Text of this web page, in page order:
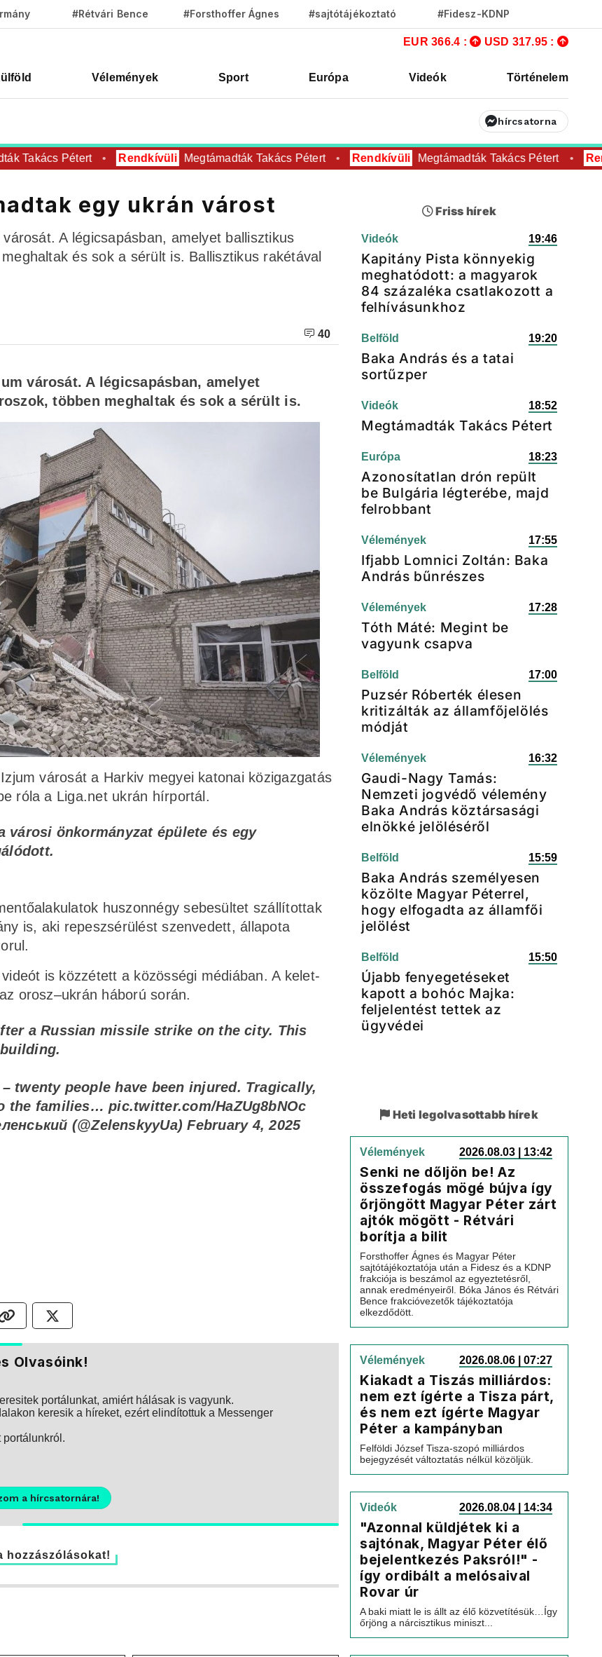
#Rétvári Bence #Forsthoffer Ágnes #sajtótájékoztató #Fidesz-KDNP
EUR 366.4 : USD 317.95 :
Vélemények Sport Európa Videók Történelem
hírcsatorna
Takács Pétert Rendkívüli Megtámadták Takács Pétert Rendkívüli Megtámadták Takács Pétert
egy ukrán várost
A légicsapásban, amelyet ballisztikus
és sok a sérült is. Ballisztikus rakétával
40
városát. A légicsapásban, amelyet
többen meghaltak és sok a sérült is.
városát a Harkiv megyei katonai közigazgatás
róla a Liga.net ukrán hírportál.
városi önkormányzat épülete és egy
huszonnégy sebesültet szállítottak
is, aki repeszsérülést szenvedett, állapota
is közzétett a közösségi médiában. A kelet-
orosz–ukrán háború során.
a Russian missile strike on the city. This
twenty people have been injured. Tragically,
the families…pic.twitter.com/HaZUg8bNOc
(@ZelenskyyUa)February 4, 2025
Olvasóink!
portálunkat, amiért hálásak is vagyunk.
keresik a híreket, ezért elindítottuk a Messenger
a hírcsatornára!
hozzászólásokat!
Friss hírek
Videók 19:46
Kapitány Pista könnyekig
meghatódott: a magyarok
84 százaléka csatlakozott a
felhívásunkhoz
Belföld 19:20
Baka András és a tatai
sortűzper
Videók 18:52
Megtámadták Takács Pétert
Európa 18:23
Azonosítatlan drón repült
be Bulgária légterébe, majd
felrobbant
Vélemények 17:55
Ifjabb Lomnici Zoltán: Baka
András bűnrészes
Vélemények 17:28
Tóth Máté: Megint be
vagyunk csapva
Belföld 17:00
Puzsér Róberték élesen
kritizálták az államfőjelölés
módját
Vélemények 16:32
Gaudi-Nagy Tamás:
Nemzeti jogvédő vélemény
Baka András köztársasági
elnökké jelöléséről
Belföld 15:59
Baka András személyesen
közölte Magyar Péterrel,
hogy elfogadta az államfői
jelölést
Belföld 15:50
Újabb fenyegetéseket
kapott a bohóc Majka:
feljelentést tettek az
ügyvédei
Heti legolvasottabb hírek
Vélemények 2026.08.03 | 13:42
Senki ne dőljön be! Az
összefogás mögé bújva így
őrjöngött Magyar Péter zárt
ajtók mögött - Rétvári
borítja a bilit
Forsthoffer Ágnes és Magyar Péter
sajtótájékoztatója után a Fidesz és a KDNP
frakciója is beszámol az egyeztetésről,
annak eredményeiről. Bóka János és Rétvári
Bence frakcióvezetők tájékoztatója
elkezdődött.
Vélemények 2026.08.06 | 07:27
Kiakadt a Tiszás milliárdos:
nem ezt ígérte a Tisza párt,
és nem ezt ígérte Magyar
Péter a kampányban
Felföldi József Tisza-szopó milliárdos
bejegyzését változtatás nélkül közöljük.
Videók 2026.08.04 | 14:34
"Azonnal küldjétek ki a
sajtónak, Magyar Péter élő
bejelentkezés Paksról!" -
így ordibált a melósaival
Rovar úr
A baki miatt le is állt az élő közvetítésük…Így
őrjöng a nárcisztikus miniszt...